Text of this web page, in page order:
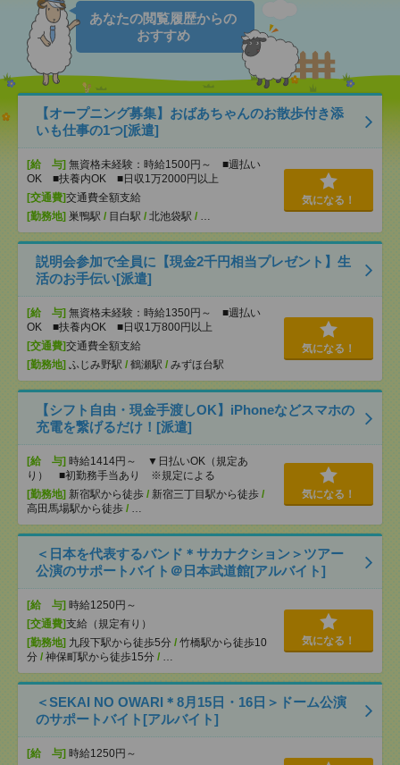
あなたの閲覧履歴からの
おすすめ
【オープニング募集】おばあちゃんのお散歩付き添
いも仕事の1つ[派遣]
[給 与] 無資格未経験：時給1500円～ ■週払い
OK ■扶養内OK ■日収1万2000円以上
[交通費]交通費全額支給
[勤務地] 巣鴨駅 / 目白駅 / 北池袋駅 / …
気になる！
説明会参加で全員に【現金2千円相当プレゼント】生
活のお手伝い[派遣]
[給 与] 無資格未経験：時給1350円～ ■週払い
OK ■扶養内OK ■日収1万800円以上
[交通費]交通費全額支給
[勤務地] ふじみ野駅 / 鶴瀬駅 / みずほ台駅
気になる！
【シフト自由・現金手渡しOK】iPhoneなどスマホの
充電を繋げるだけ！[派遣]
[給 与] 時給1414円～ ▼日払いOK（規定あ
り） ■初勤務手当あり ※規定による
[勤務地] 新宿駅から徒歩 / 新宿三丁目駅から徒歩 /
高田馬場駅から徒歩 / …
気になる！
＜日本を代表するバンド＊サカナクション＞ツアー
公演のサポートバイト＠日本武道館[アルバイト]
[給 与] 時給1250円～
[交通費]支給（規定有り）
[勤務地] 九段下駅から徒歩5分 / 竹橋駅から徒歩10
分 / 神保町駅から徒歩15分 / …
気になる！
＜SEKAI NO OWARI＊8月15日・16日＞ドーム公演
のサポートバイト[アルバイト]
[給 与] 時給1250円～